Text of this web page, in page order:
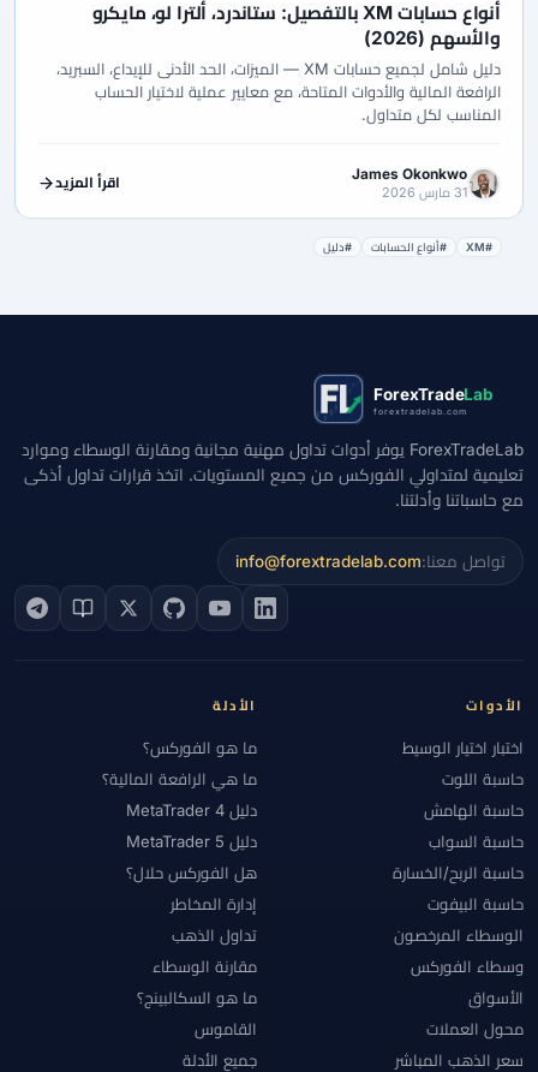
أنواع حسابات XM بالتفصيل: ستاندرد، ألترا لو، مايكرو
والأسهم (2026)
دليل شامل لجميع حسابات XM — الميزات، الحد الأدنى للإيداع، السبريد،
الرافعة المالية والأدوات المتاحة، مع معايير عملية لاختيار الحساب
المناسب لكل متداول.
James Okonkwo
31 مارس 2026
اقرأ المزيد
#XM #أنواع الحسابات #دليل
ForexTradeLab
forextradelab.com
ForexTradeLab يوفر أدوات تداول مهنية مجانية ومقارنة الوسطاء وموارد
تعليمية لمتداولي الفوركس من جميع المستويات. اتخذ قرارات تداول أذكى
مع حاسباتنا وأدلتنا.
تواصل معنا:info@forextradelab.com
الأدوات
اختبار اختيار الوسيط
حاسبة اللوت
حاسبة الهامش
حاسبة السواب
حاسبة الربح/الخسارة
حاسبة البيفوت
الوسطاء المرخصون
وسطاء الفوركس
الأسواق
محول العملات
سعر الذهب المباشر
الأدلة
ما هو الفوركس؟
ما هي الرافعة المالية؟
دليل MetaTrader 4
دليل MetaTrader 5
هل الفوركس حلال؟
إدارة المخاطر
تداول الذهب
مقارنة الوسطاء
ما هو السكالبينج؟
القاموس
جميع الأدلة